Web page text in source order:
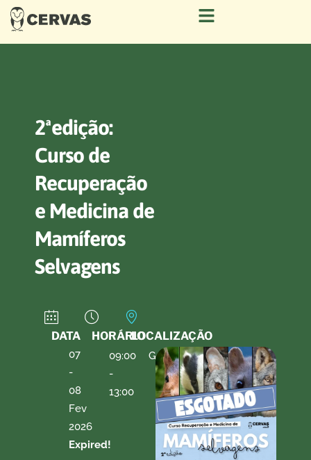
2ªedição:
Curso de
Recuperação
e Medicina de
Mamíferos
Selvagens
DATA
07
-
08
Fev
2026
Expired!
HORÁRIO
09:00
-
13:00
LOCALIZAÇÃO
Gouveia
Casa
da
Torre